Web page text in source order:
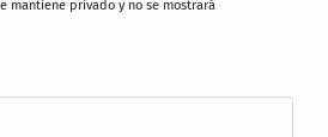
mantiene privado y no se mostrará